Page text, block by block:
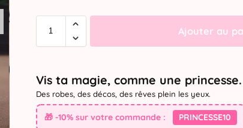
Ajouter au
Vis ta magie, comme une princesse.
Des robes, des décos, des rêves plein les yeux.
🎁 -10% sur votre commande : PRINCESSE10